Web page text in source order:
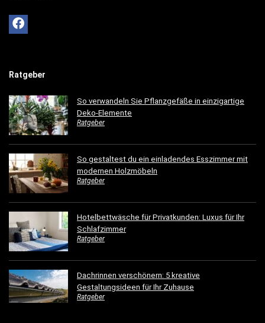
Ratgeber
So verwandeln Sie Pflanzgefäße in einzigartige
Deko-Elemente
Ratgeber
So gestaltest du ein einladendes Esszimmer mit
modernen Holzmöbeln
Ratgeber
Hotelbettwäsche für Privatkunden: Luxus für Ihr
Schlafzimmer
Ratgeber
Dachrinnen verschönern: 5 kreative
Gestaltungsideen für Ihr Zuhause
Ratgeber